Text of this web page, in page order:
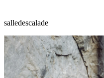
salledescalade